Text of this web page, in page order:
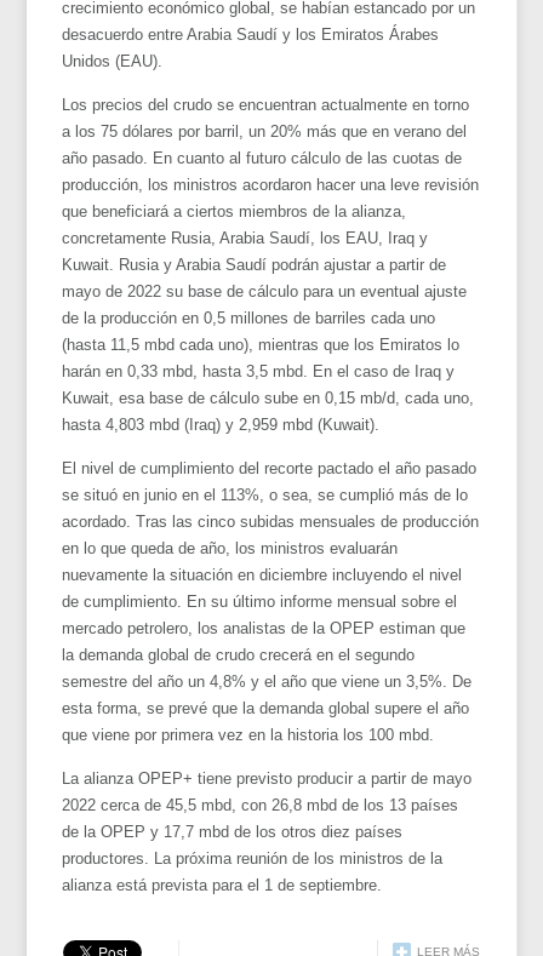
crecimiento económico global, se habían estancado por un
desacuerdo entre Arabia Saudí y los Emiratos Árabes
Unidos (EAU).
Los precios del crudo se encuentran actualmente en torno
a los 75 dólares por barril, un 20% más que en verano del
año pasado. En cuanto al futuro cálculo de las cuotas de
producción, los ministros acordaron hacer una leve revisión
que beneficiará a ciertos miembros de la alianza,
concretamente Rusia, Arabia Saudí, los EAU, Iraq y
Kuwait. Rusia y Arabia Saudí podrán ajustar a partir de
mayo de 2022 su base de cálculo para un eventual ajuste
de la producción en 0,5 millones de barriles cada uno
(hasta 11,5 mbd cada uno), mientras que los Emiratos lo
harán en 0,33 mbd, hasta 3,5 mbd. En el caso de Iraq y
Kuwait, esa base de cálculo sube en 0,15 mb/d, cada uno,
hasta 4,803 mbd (Iraq) y 2,959 mbd (Kuwait).
El nivel de cumplimiento del recorte pactado el año pasado
se situó en junio en el 113%, o sea, se cumplió más de lo
acordado. Tras las cinco subidas mensuales de producción
en lo que queda de año, los ministros evaluarán
nuevamente la situación en diciembre incluyendo el nivel
de cumplimiento. En su último informe mensual sobre el
mercado petrolero, los analistas de la OPEP estiman que
la demanda global de crudo crecerá en el segundo
semestre del año un 4,8% y el año que viene un 3,5%. De
esta forma, se prevé que la demanda global supere el año
que viene por primera vez en la historia los 100 mbd.
La alianza OPEP+ tiene previsto producir a partir de mayo
2022 cerca de 45,5 mbd, con 26,8 mbd de los 13 países
de la OPEP y 17,7 mbd de los otros diez países
productores. La próxima reunión de los ministros de la
alianza está prevista para el 1 de septiembre.
LEER MÁS